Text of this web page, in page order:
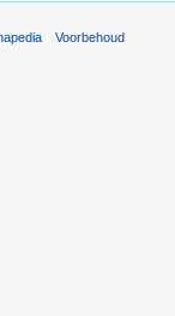
Voorbehoud